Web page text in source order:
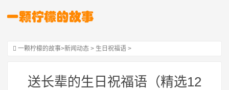
一颗柠檬的故事>新闻动态 > 生日祝福语 >
送长辈的生日祝福语（精选12